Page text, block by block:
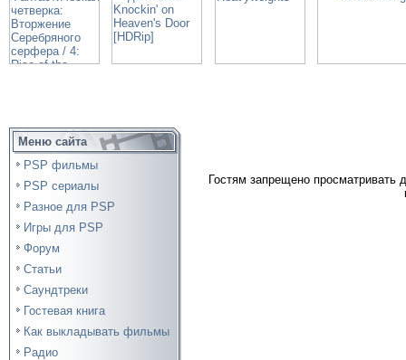
Меню сайта
PSP фильмы
PSP сериалы
Разное для PSP
Игры для PSP
Форум
Статьи
Саундтреки
Гостевая книга
Как выкладывать фильмы
Радио
Гостям запрещено просматривать